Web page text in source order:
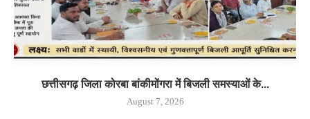
छत्तीसगढ़ जिला कोरबा बांकीमोंगरा में बिजली समस्याओं के...
August 7, 2026